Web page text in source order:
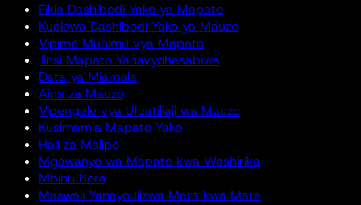
Fikia Dashibodi Yako ya Mapato
Kuelewa Dashibodi Yako ya Mauzo
Vipimo Muhimu vya Mapato
Jinsi Mapato Yanavyohesabiwa
Data ya Miamala
Aina za Mauzo
Vipengele vya Ufuatiliaji wa Mauzo
Kusimamia Mapato Yako
Hali za Malipo
Mgawanyo wa Mapato kwa Washirika
Mbinu Bora
Maswali Yanayoulizwa Mara kwa Mara